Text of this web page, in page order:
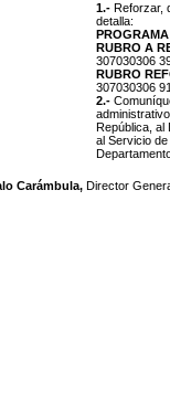
1.- Reforzar,
detalla:
RUBRO A
307030306
RUBRO
307030306
2.-
República, al
al Servicio
Carámbula, Director